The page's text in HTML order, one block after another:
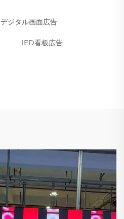
デジタル画面広告
lED看板広告